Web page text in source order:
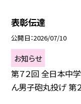
表彰伝達
公開日 2026/07/10
お知らせ
第７２回 全日本中
ん男子砲丸投げ 第